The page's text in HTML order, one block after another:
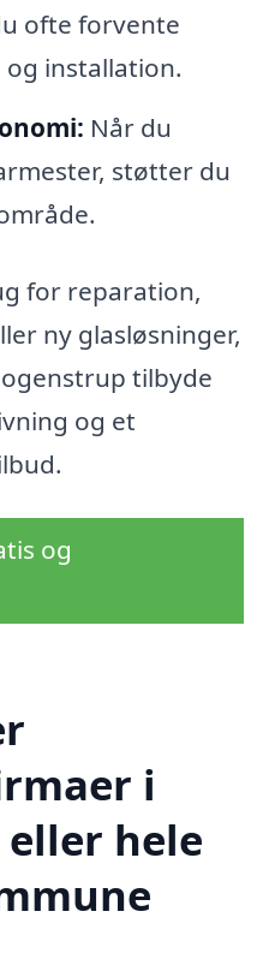
ofte forvente
installation.
Når du
støtter du
for reparation,
ny glasløsninger,
tilbyde
og et
og
i
hele